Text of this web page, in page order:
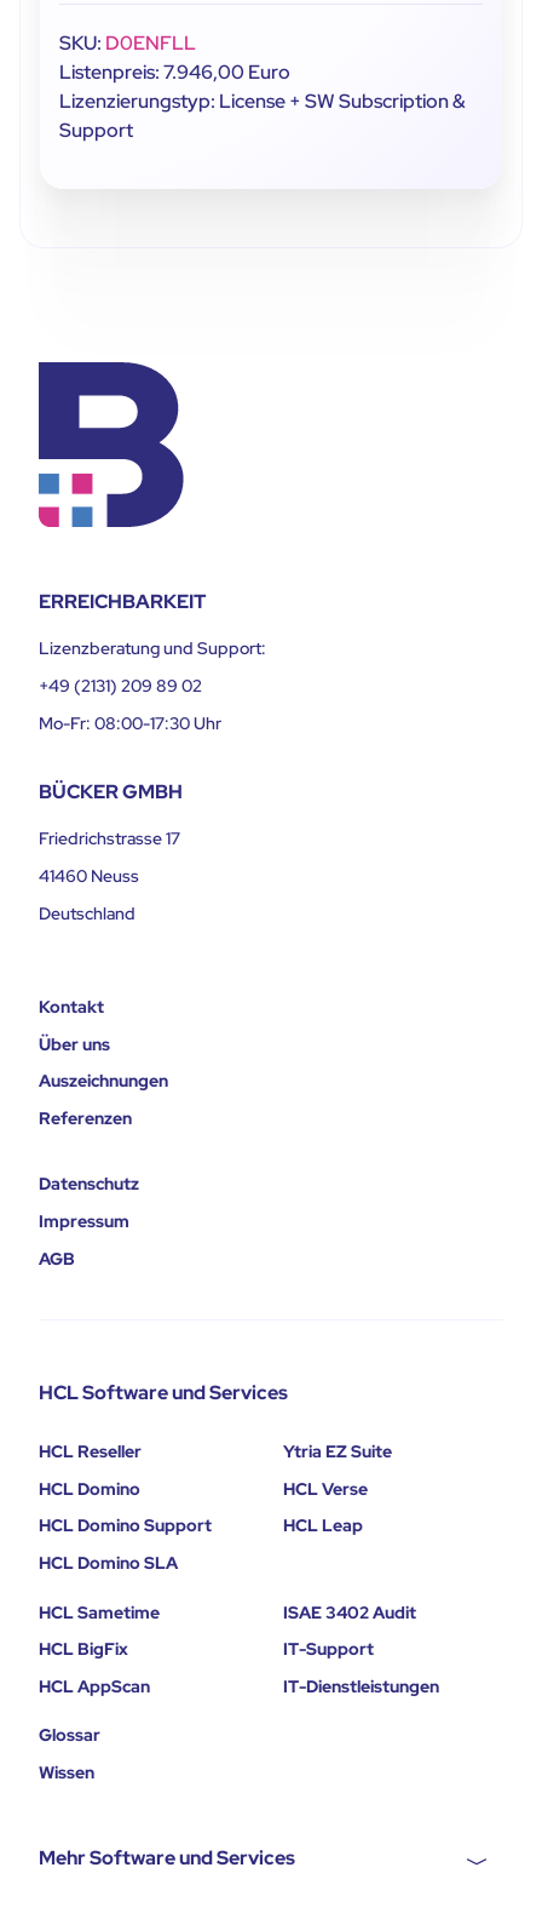
SKU: D0ENFLL
Listenpreis: 7.946,00 Euro
Lizenzierungstyp: License + SW Subscription &
Support
ERREICHBARKEIT
Lizenzberatung und Support:
+49 (2131) 209 89 02
Mo-Fr: 08:00-17:30 Uhr
BÜCKER GMBH
Friedrichstrasse 17
41460 Neuss
Deutschland
Kontakt
Über uns
Auszeichnungen
Referenzen
Datenschutz
Impressum
AGB
HCL Software und Services
HCL Reseller
HCL Domino
HCL Domino Support
HCL Domino SLA
Ytria EZ Suite
HCL Verse
HCL Leap
HCL Sametime
HCL BigFix
HCL AppScan
ISAE 3402 Audit
IT-Support
IT-Dienstleistungen
Glossar
Wissen
Mehr Software und Services